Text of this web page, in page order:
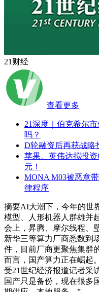
21财经
查看更多
21深度｜伯克希尔
吗？
D轮融资后再获战略
苹果、英伟达拟投
元！
MONA M03被恶意
律程序
摘要AI大潮下，今年的世
模型、人形机器人群雄并
会上，昇腾、摩尔线程、
新华三等算力厂商悉数到
件，目前厂商更聚焦集群
而言，国产算力正在崛起
受21世纪经济报道记者采
国产只是备份，现在很多